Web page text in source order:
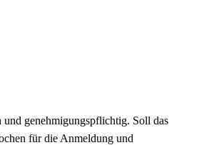
genehmigungspflichtig. Soll das
für die Anmeldung und